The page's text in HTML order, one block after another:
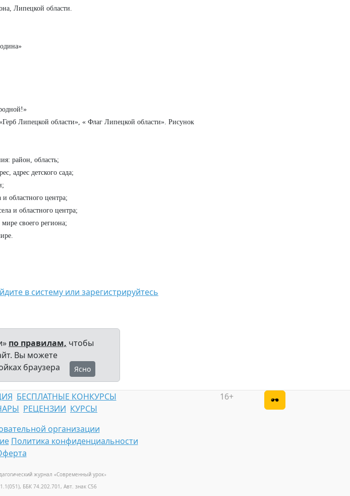
Липецкой области.
Липецкой области», « Флаг Липецкой области». Рисунок
район, область;
адрес детского сада;
и областного центра;
и областного центра;
своего региона;
в систему или зарегистрируйтесь
по правилам, чтобы
Вы можете
браузера
Ясно
БЕСПЛАТНЫЕ КОНКУРСЫ
РЕЦЕНЗИИ КУРСЫ
организации
Политика конфиденциальности
журнал «Современный урок»
ББК 74.202.701, Авт. знак С56
16+